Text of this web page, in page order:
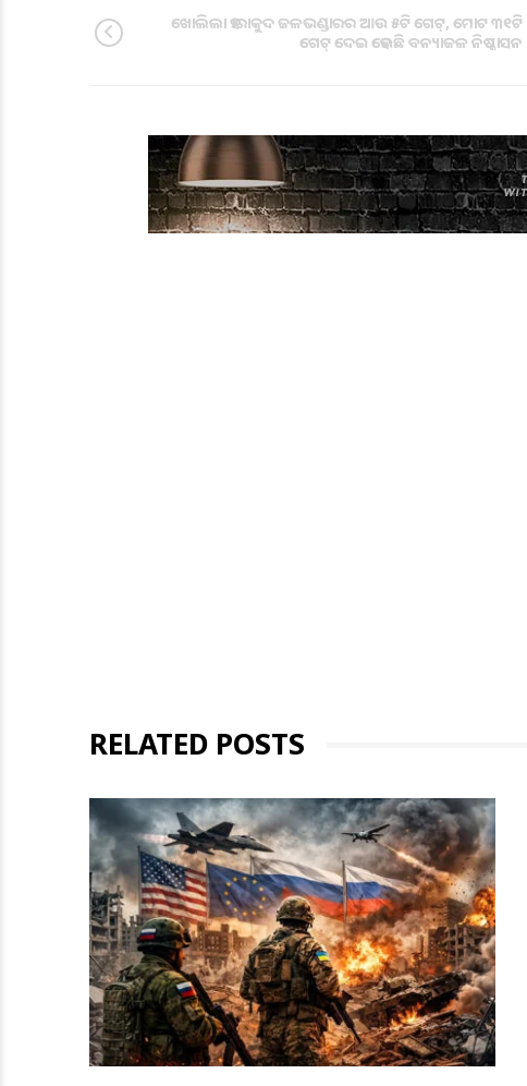
ଖୋଲିଲା ହୀରାକୁଦ ଜଳଭଣ୍ଡାରର ଆଉ ୫ଟି ଗେଟ୍, ମୋଟ ୩୧ଟି
ଗେଟ୍ ଦେଇ ହେଉଛି ବନ୍ୟାଜଳ ନିଷ୍କାସନ
RELATED POSTS